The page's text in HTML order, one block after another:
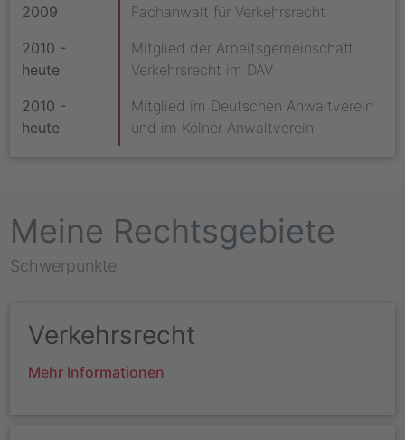
2009
Fachanwalt für Verkehrsrecht
2010 -
heute
Mitglied der Arbeitsgemeinschaft
Verkehrsrecht im DAV
2010 -
heute
Mitglied im Deutschen Anwaltverein
und im Kölner Anwaltverein
Meine Rechtsgebiete
Schwerpunkte
Verkehrsrecht
Mehr Informationen